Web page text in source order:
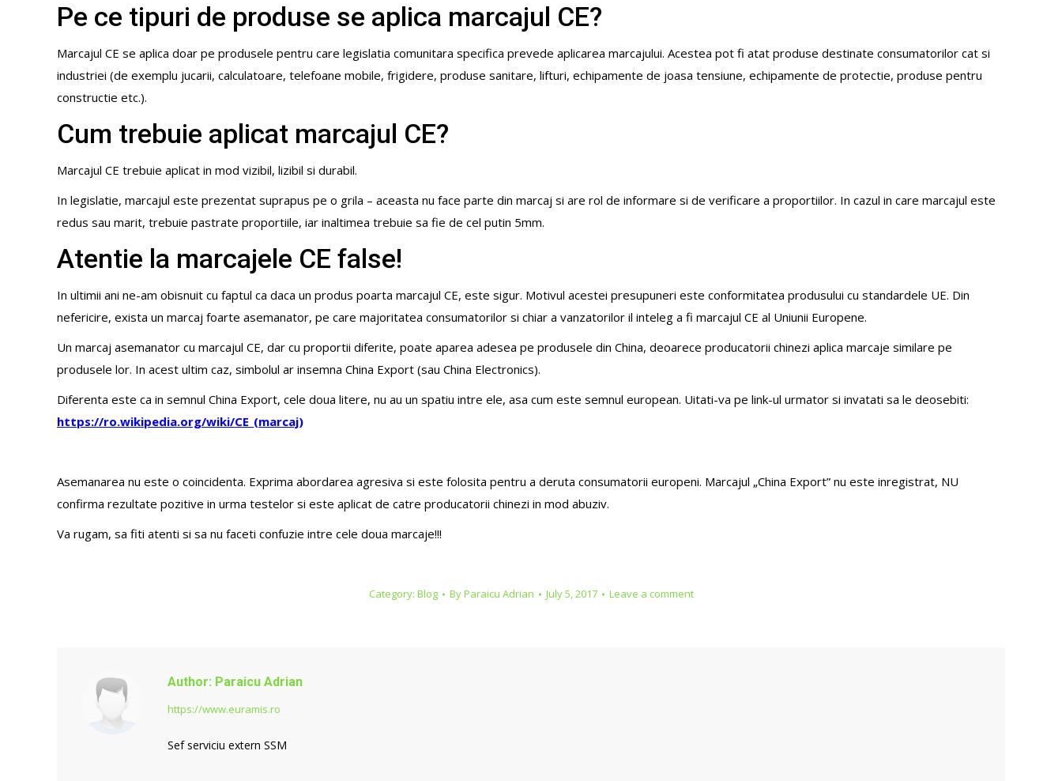
Pe ce tipuri de produse se aplica marcajul CE?
Marcajul CE se aplica doar pe produsele pentru care legislatia comunitara specifica prevede aplicarea marcajului. Acestea pot fi atat produse destinate consumatorilor cat si
industriei (de exemplu jucarii, calculatoare, telefoane mobile, frigidere, produse sanitare, lifturi, echipamente de joasa tensiune, echipamente de protectie, produse pentru
constructie etc.).
Cum trebuie aplicat marcajul CE?
Marcajul CE trebuie aplicat in mod vizibil, lizibil si durabil.
In legislatie, marcajul este prezentat suprapus pe o grila – aceasta nu face parte din marcaj si are rol de informare si de verificare a proportiilor. In cazul in care marcajul este
redus sau marit, trebuie pastrate proportiile, iar inaltimea trebuie sa fie de cel putin 5mm.
Atentie la marcajele CE false!
In ultimii ani ne-am obisnuit cu faptul ca daca un produs poarta marcajul CE, este sigur. Motivul acestei presupuneri este conformitatea produsului cu standardele UE. Din
nefericire, exista un marcaj foarte asemanator, pe care majoritatea consumatorilor si chiar a vanzatorilor il inteleg a fi marcajul CE al Uniunii Europene.
Un marcaj asemanator cu marcajul CE, dar cu proportii diferite, poate aparea adesea pe produsele din China, deoarece producatorii chinezi aplica marcaje similare pe
produsele lor. In acest ultim caz, simbolul ar insemna China Export (sau China Electronics).
Diferenta este ca in semnul China Export, cele doua litere, nu au un spatiu intre ele, asa cum este semnul european. Uitati-va pe link-ul urmator si invatati sa le deosebiti:
https://ro.wikipedia.org/wiki/CE_(marcaj)
Asemanarea nu este o coincidenta. Exprima abordarea agresiva si este folosita pentru a deruta consumatorii europeni. Marcajul „China Export” nu este inregistrat, NU
confirma rezultate pozitive in urma testelor si este aplicat de catre producatorii chinezi in mod abuziv.
Va rugam, sa fiti atenti si sa nu faceti confuzie intre cele doua marcaje!!!
Category: Blog ByParaicu Adrian July 5, 2017 Leave a comment
Author: Paraicu Adrian
https://www.euramis.ro
Sef serviciu extern SSM